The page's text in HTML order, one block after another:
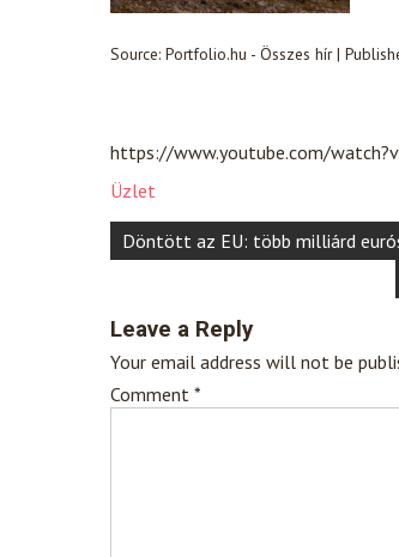
Source: Portfolio.hu - Összes hír|
https://www.youtube.com/
Üzlet
Post
navigation
Döntött az EU: több milliárd
Leave a Reply
Your email address will not be
Comment *